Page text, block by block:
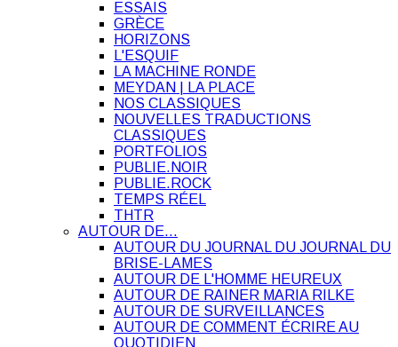
ESSAIS
GRÈCE
HORIZONS
L'ESQUIF
LA MACHINE RONDE
MEYDAN | LA PLACE
NOS CLASSIQUES
NOUVELLES TRADUCTIONS
CLASSIQUES
PORTFOLIOS
PUBLIE.NOIR
PUBLIE.ROCK
TEMPS RÉEL
THTR
AUTOUR DE…
AUTOUR DU JOURNAL DU JOURNAL DU
BRISE-LAMES
AUTOUR DE L'HOMME HEUREUX
AUTOUR DE RAINER MARIA RILKE
AUTOUR DE SURVEILLANCES
AUTOUR DE COMMENT ÉCRIRE AU
QUOTIDIEN